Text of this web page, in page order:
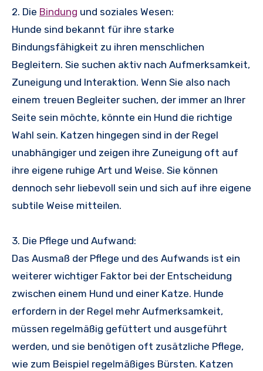
2. Die Bindung und soziales Wesen:
Hunde sind bekannt für ihre starke
Bindungsfähigkeit zu ihren menschlichen
Begleitern. Sie suchen aktiv nach Aufmerksamkeit,
Zuneigung und Interaktion. Wenn Sie also nach
einem treuen Begleiter suchen, der immer an Ihrer
Seite sein möchte, könnte ein Hund die richtige
Wahl sein. Katzen hingegen sind in der Regel
unabhängiger und zeigen ihre Zuneigung oft auf
ihre eigene ruhige Art und Weise. Sie können
dennoch sehr liebevoll sein und sich auf ihre eigene
subtile Weise mitteilen.
3. Die Pflege und Aufwand:
Das Ausmaß der Pflege und des Aufwands ist ein
weiterer wichtiger Faktor bei der Entscheidung
zwischen einem Hund und einer Katze. Hunde
erfordern in der Regel mehr Aufmerksamkeit,
müssen regelmäßig gefüttert und ausgeführt
werden, und sie benötigen oft zusätzliche Pflege,
wie zum Beispiel regelmäßiges Bürsten. Katzen